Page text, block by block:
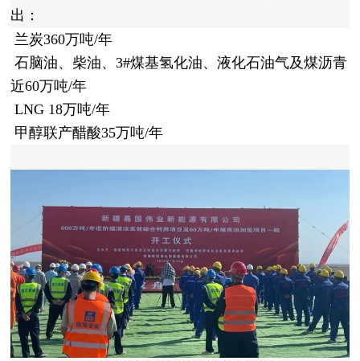
出：
兰炭360万吨/年
石脑油、柴油、3#煤基氢化油、液化石油气及煤沥青
近60万吨/年
LNG 18万吨/年
甲醇联产醋酸35万吨/年